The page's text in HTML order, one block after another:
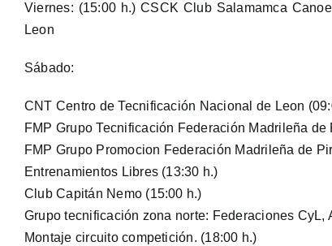
Viernes: (15:00 h.) CSCK Club Salamamca
Leon
Sábado:
CNT Centro de Tecnificación Nacional de Leon
FMP Grupo Tecnificación Federación Madrileña de
FMP Grupo Promocion Federación Madrileña de
Entrenamientos Libres (13:30 h.)
Club Capitán Nemo (15:00 h.)
Grupo tecnificación zona norte: Federaciones CyL,
Montaje circuito competición. (18:00 h.)